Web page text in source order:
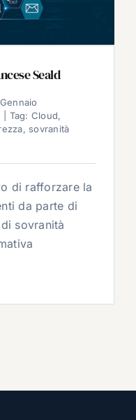
Seald
Tag: Cloud,
, sovranità
di rafforzare la
da parte di
sovranità